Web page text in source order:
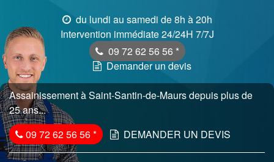
du lundi au samedi de 8h à 20h
Intervention immédiate 24/24H 7/7J
09 72 62 56 56 *
Demander un devis
Assainissement à Saint-Santin-de-Maurs depuis plus de
25 ans...
09 72 62 56 56* DEMANDER UN DEVIS